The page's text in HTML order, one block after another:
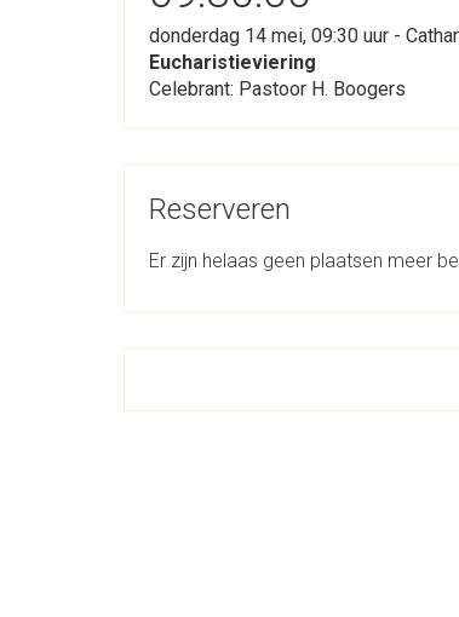
donderdag 14 mei, 09:30 uur -
Eucharistieviering
Celebrant: Pastoor H. Boogers
Reserveren
Er zijn helaas geen plaatsen meer